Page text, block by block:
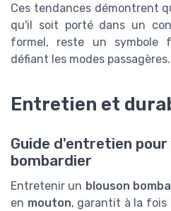
Ces tendances démontrent
qu'il soit porté dans un
formel, reste un symbole
défiant les modes passagères.
Entretien et
Guide d'entretien
bombardier
Entretenir un blouson
en mouton, garantit à la fois